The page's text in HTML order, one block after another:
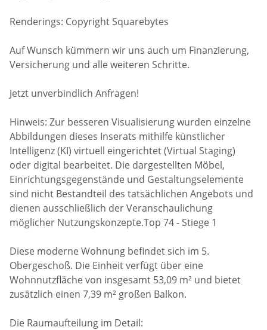
Renderings: Copyright Squarebytes
Auf Wunsch kümmern wir uns auch um Finanzierung,
Versicherung und alle weiteren Schritte.
Jetzt unverbindlich Anfragen!
Hinweis: Zur besseren Visualisierung wurden einzelne
Abbildungen dieses Inserats mithilfe künstlicher
Intelligenz (KI) virtuell eingerichtet (Virtual Staging)
oder digital bearbeitet. Die dargestellten Möbel,
Einrichtungsgegenstände und Gestaltungselemente
sind nicht Bestandteil des tatsächlichen Angebots und
dienen ausschließlich der Veranschaulichung
möglicher Nutzungskonzepte.Top 74 - Stiege 1
Diese moderne Wohnung befindet sich im 5.
Obergeschoß. Die Einheit verfügt über eine
Wohnnutzfläche von insgesamt 53,09 m² und bietet
zusätzlich einen 7,39 m² großen Balkon.
Die Raumaufteilung im Detail: